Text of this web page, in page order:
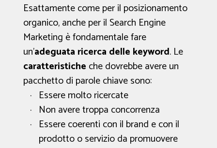
Esattamente come per il posizionamento
organico, anche per il Search Engine
Marketing è fondamentale fare
un’adeguata ricerca delle keyword. Le
caratteristiche che dovrebbe avere un
pacchetto di parole chiave sono:
Essere molto ricercate
Non avere troppa concorrenza
Essere coerenti con il brand e con il
prodotto o servizio da promuovere